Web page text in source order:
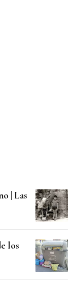
| Las
los